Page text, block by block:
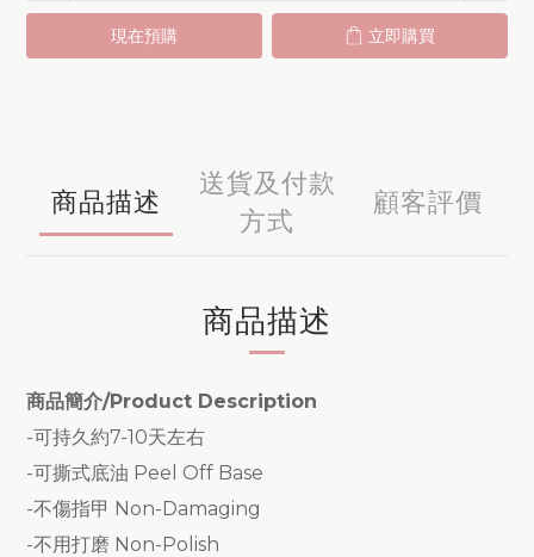
現在預購 立即購買
商品描述
送貨及付款
方式
顧客評價
商品描述
商品簡介/Product Description
-可持久約7-10天左右
-可撕式底油 Peel Off Base
-不傷指甲 Non-Damaging
-不用打磨 Non-Polish